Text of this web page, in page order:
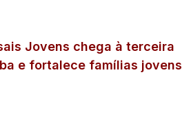
Jovens chega à terceira
e fortalece famílias jovens